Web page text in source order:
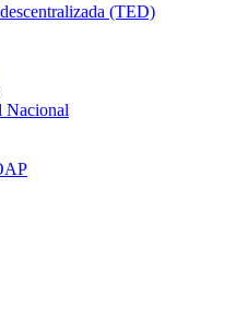
(TED)
Nacional